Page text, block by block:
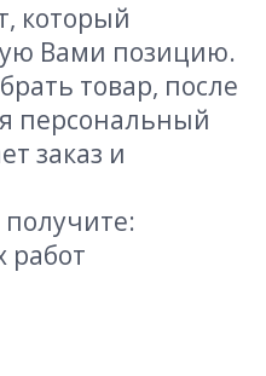
который
Вами позицию.
товар, после
персональный
заказ и
получите:
работ